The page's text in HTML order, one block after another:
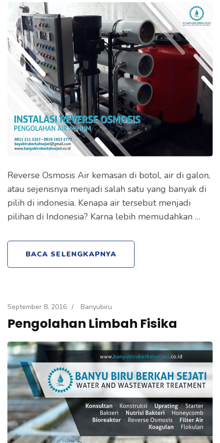
Reverse Osmosis Air kemasan di botol, air di galon,
atau sejenisnya menjadi salah satu yang banyak di
pilih di indonesia. Kenapa air tersebut menjadi
pilihan di Indonesia? Karna lebih memudahkan …
BACA SELENGKAPNYA
September 8, 2016 / Banyubiru
Pengolahan Limbah Fisika